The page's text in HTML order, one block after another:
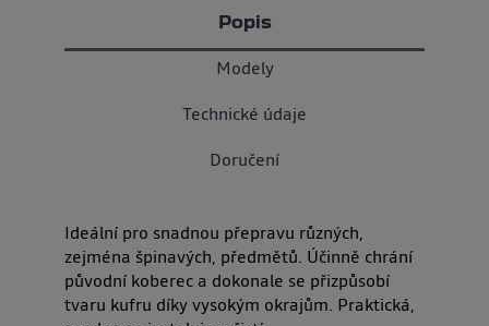
Popis
Modely
Technické údaje
Doručení
Ideální pro snadnou přepravu různých,
zejména špinavých, předmětů. Účinně chrání
původní koberec a dokonale se přizpůsobí
tvaru kufru díky vysokým okrajům. Praktická,